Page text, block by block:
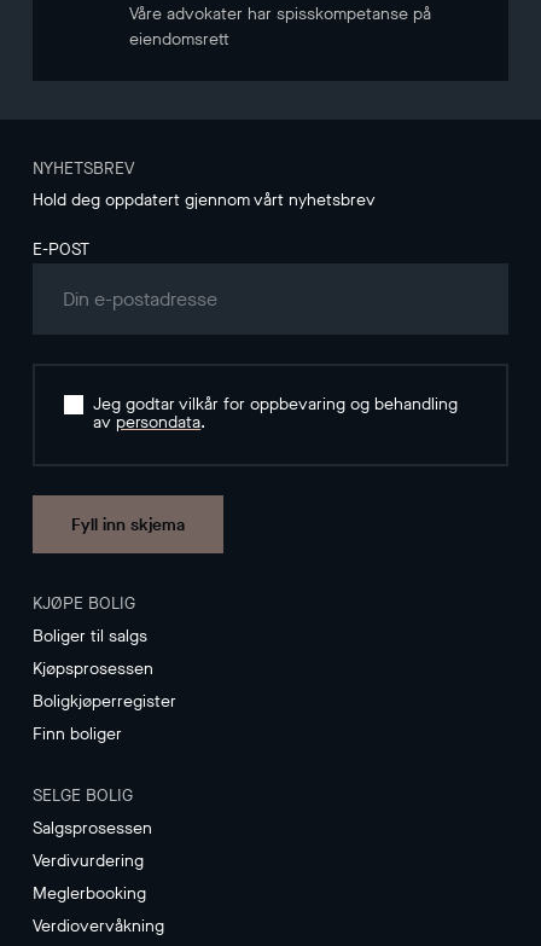
Våre advokater har spisskompetanse på
eiendomsrett
NYHETSBREV
Hold deg oppdatert gjennom vårt nyhetsbrev
E-POST
Jeg godtar vilkår for oppbevaring og behandling
av persondata.
Fyll inn skjema
KJØPE BOLIG
Boliger til salgs
Kjøpsprosessen
Boligkjøperregister
Finn boliger
SELGE BOLIG
Salgsprosessen
Verdivurdering
Meglerbooking
Verdiovervåkning